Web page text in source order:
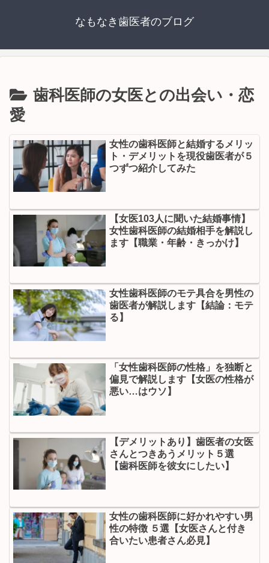
なもなき歯医者のブログ
歯科医師の女医との出会い・恋
愛
女性の歯科医師と結婚するメリッ
ト・デメリットを現役歯医者が５
つずつ紹介してみた
【女医103人に聞いた結婚事情】
女性歯科医師の結婚相手を解説し
ます【職業・年齢・きっかけ】
女性歯科医師のモテ具合を男性の
歯医者が解説します【結論：モテ
る】
「女性歯科医師の性格」を独断と
偏見で解説します【女医の性格が
悪い…はウソ】
【デメリットあり】歯医者の女医
さんとつきあうメリット５選
【歯科医師を彼女にしたい】
女性の歯科医師に好かれやすい男
性の特徴 ５選【女医さんと付き
合いたい患者さん必見】